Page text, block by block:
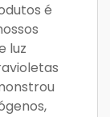
é
luz